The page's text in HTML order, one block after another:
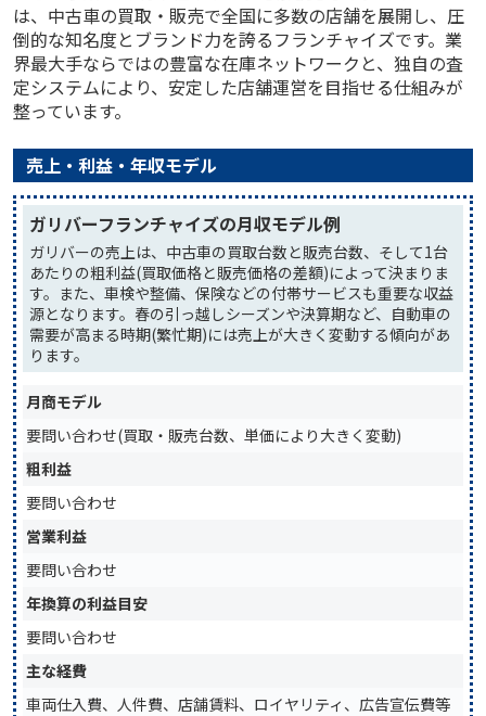
は、中古車の買取・販売で全国に多数の店舗を展開し、圧
倒的な知名度とブランド力を誇るフランチャイズです。業
界最大手ならではの豊富な在庫ネットワークと、独自の査
定システムにより、安定した店舗運営を目指せる仕組みが
整っています。
売上・利益・年収モデル
ガリバーフランチャイズの月収モデル例
ガリバーの売上は、中古車の買取台数と販売台数、そして1台
あたりの粗利益(買取価格と販売価格の差額)によって決まりま
す。また、車検や整備、保険などの付帯サービスも重要な収益
源となります。春の引っ越しシーズンや決算期など、自動車の
需要が高まる時期(繁忙期)には売上が大きく変動する傾向があ
ります。
月商モデル
要問い合わせ(買取・販売台数、単価により大きく変動)
粗利益
要問い合わせ
営業利益
要問い合わせ
年換算の利益目安
要問い合わせ
主な経費
車両仕入費、人件費、店舗賃料、ロイヤリティ、広告宣伝費等